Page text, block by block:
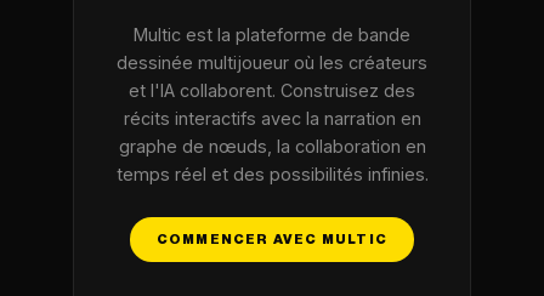
Multic est la plateforme de bande
dessinée multijoueur où les créateurs
et l'IA collaborent. Construisez des
récits interactifs avec la narration en
graphe de nœuds, la collaboration en
temps réel et des possibilités infinies.
COMMENCER AVEC MULTIC